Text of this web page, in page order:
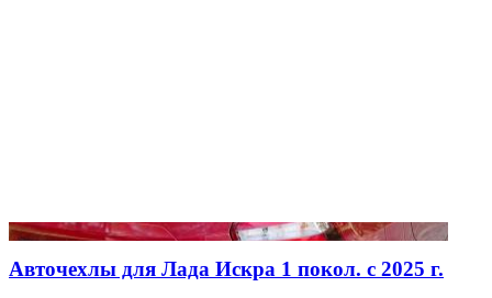
Авточехлы для Лада Искра 1 покол. с 2025 г.